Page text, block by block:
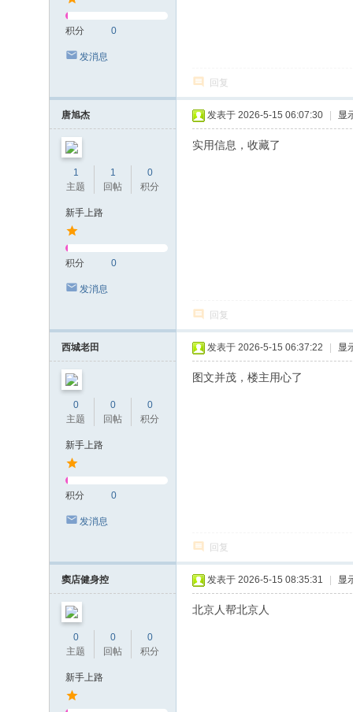
积分 0
发消息
回复
唐旭杰
1
主题
1
回帖
0
积分
新手上路
积分 0
发消息
发表于 2026-5-15 06:07:30 显
实用信息，收藏了
回复
西城老田
0
主题
0
回帖
0
积分
新手上路
积分 0
发消息
发表于 2026-5-15 06:37:22 显
图文并茂，楼主用心了
回复
窦店健身控
0
主题
0
回帖
0
积分
新手上路
发表于 2026-5-15 08:35:31 显
北京人帮北京人